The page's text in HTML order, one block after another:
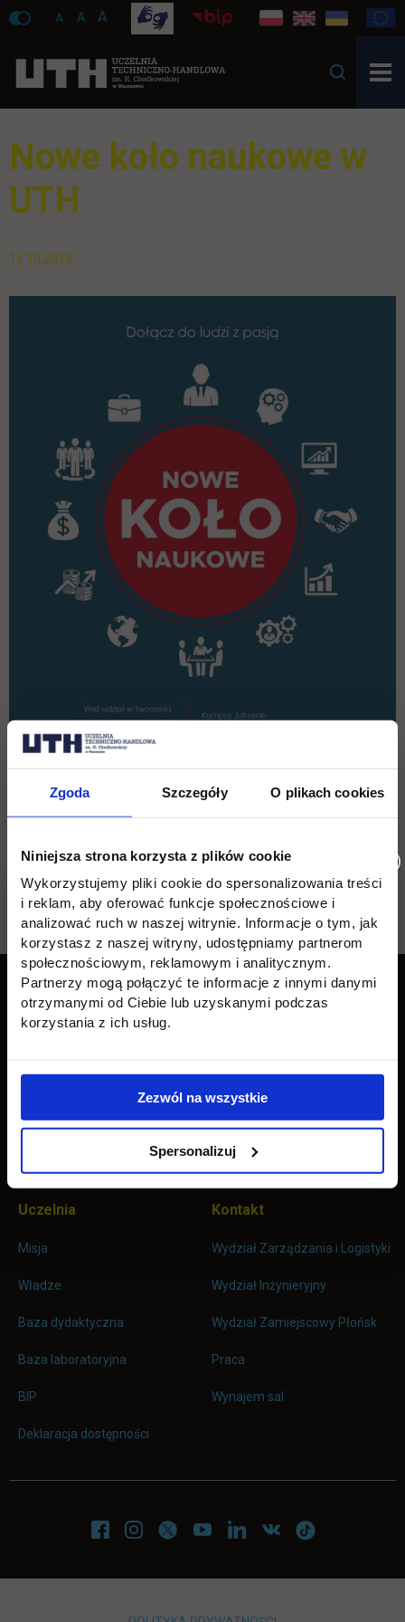
Zgoda Szczegóły O plikach cookies
Niniejsza strona korzysta z plików cookie
Wykorzystujemy pliki cookie do spersonalizowania treści
i reklam, aby oferować funkcje społecznościowe i
analizować ruch w naszej witrynie. Informacje o tym, jak
korzystasz z naszej witryny, udostępniamy partnerom
społecznościowym, reklamowym i analitycznym.
Partnerzy mogą połączyć te informacje z innymi danymi
otrzymanymi od Ciebie lub uzyskanymi podczas
korzystania z ich usług.
Zezwól na wszystkie
Spersonalizuj
A A A
Nowe koło naukowe w
UTH
16.10.2018
Wróć
Pomiń
stopkę
Informacje w stopce
Edukacja
Licencjackie
Magisterskie
Podyplomowe
Student
Wirtualna uczelnia
Biblioteka
Opłaty
Uczelnia
Misja
Władze
Baza dydaktyczna
Baza laboratoryjna
BIP
Deklaracja dostępności
Kontakt
Wydział Zarządzania i Logistyki
Wydział Inżynieryjny
Wydział Zamiejscowy Płońsk
Praca
Wynajem sal